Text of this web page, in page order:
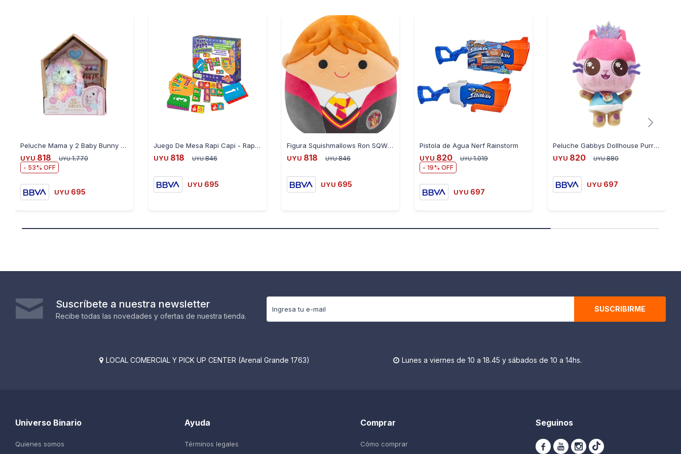
Peluche Mama y 2 Baby Bunny 100% Reciclado
UYU 818 UYU 1.770
53
UYU 695
Juego De Mesa Rapi Capi - Rapicapibara 777-145 Ub - CELESTE
UYU 818 UYU 846
UYU 695
Figura Squishmallows Ron SQWB0080
UYU 818 UYU 846
UYU 695
Pistola de Agua Nerf Rainstorm
UYU 820 UYU 1.019
19
UYU 697
Peluche Gabbys Dollhouse Purrific Baby Box Cat
UYU 820 UYU 880
UYU 697
Suscríbete a nuestra newsletter
Recibe todas las novedades y ofertas de nuestra tienda.
SUSCRIBIRME
 LOCAL COMERCIAL Y PICK UP CENTER (Arenal Grande 1763)  Lunes a viernes de 10 a 18.45 y sábados de 10 a 14hs.
Ayuda
Términos legales
Universo Binario
Quienes somos
Comprar
Cómo comprar
Seguinos
  